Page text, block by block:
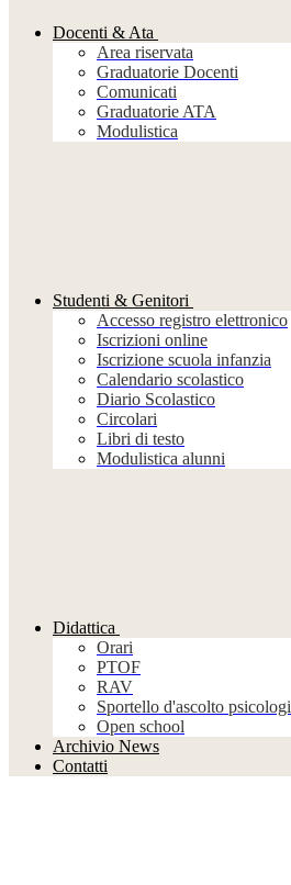
Docenti & Ata
Area riservata
Graduatorie Docenti
Comunicati
Graduatorie ATA
Modulistica
Studenti & Genitori
Accesso registro elettronico
Iscrizioni online
Iscrizione scuola infanzia
Calendario scolastico
Diario Scolastico
Circolari
Libri di testo
Modulistica alunni
Didattica
Orari
PTOF
RAV
Sportello d'ascolto
Open school
Archivio News
Contatti